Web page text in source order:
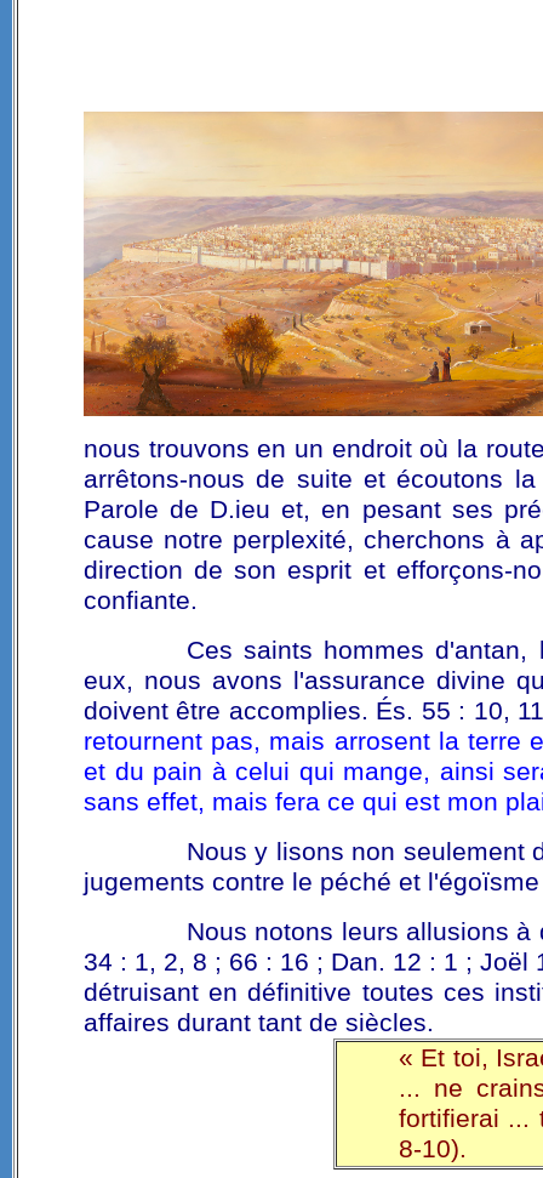
nous trouvons en un endroit où la
arrêtons-nous de suite et écoutons
Parole de D.ieu et, en pesant ses
cause notre perplexité, cherchons à
direction de son esprit et efforçons-
confiante.
Ces saints hommes
eux, nous avons l'assurance divine
doivent être accomplies. És. 55 : 10,
retournent pas, mais arrosent la terre
et du pain à celui qui mange, ainsi
sans effet, mais fera ce qui est mon
Nous y lisons non seulement
jugements contre le péché et
Nous notons leurs allusions
34 : 1, 2, 8 ; 66 : 16 ; Dan. 12 : 1 ;
détruisant en définitive toutes ces
affaires durant tant de siècles.
« Et toi,
... ne
fortifierai ...
8-10).